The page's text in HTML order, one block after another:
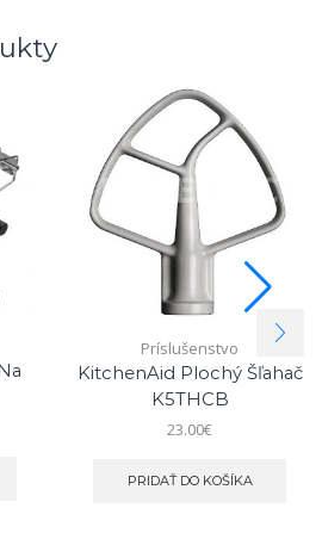
Príslušenstvo
KitchenAid Plochý Šľahač
K5THCB
23.00€
PRIDAŤ DO KOŠÍKA